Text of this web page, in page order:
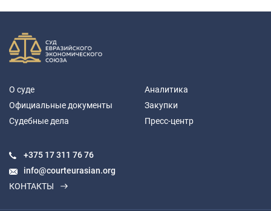
О суде
Официальные документы
Судебные дела
Аналитика
Закупки
Пресс-центр
+375 17311 76 76
info@courteurasian.org
КОНТАКТЫ